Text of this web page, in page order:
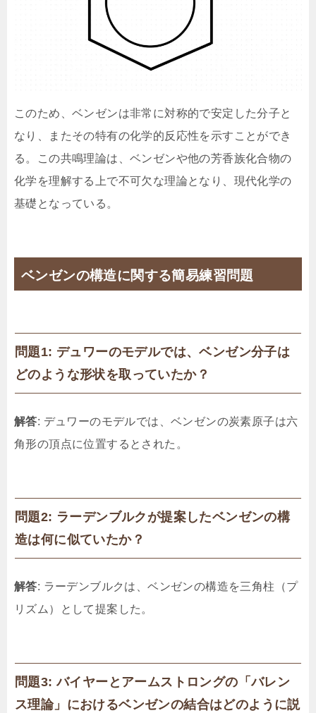
このため、ベンゼンは非常に対称的で安定した分子と
なり、またその特有の化学的反応性を示すことができ
る。この共鳴理論は、ベンゼンや他の芳香族化合物の
化学を理解する上で不可欠な理論となり、現代化学の
基礎となっている。
ベンゼンの構造に関する簡易練習問題
問題1: デュワーのモデルでは、ベンゼン分子は
どのような形状を取っていたか？
解答: デュワーのモデルでは、ベンゼンの炭素原子は六
角形の頂点に位置するとされた。
問題2: ラーデンブルクが提案したベンゼンの構
造は何に似ていたか？
解答: ラーデンブルクは、ベンゼンの構造を三角柱（プ
リズム）として提案した。
問題3: バイヤーとアームストロングの「バレン
ス理論」におけるベンゼンの結合はどのように説